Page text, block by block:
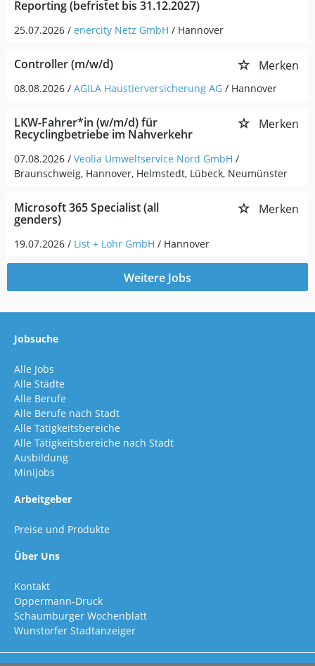
Reporting (befristet bis 31.12.2027)
25.07.2026 / enercity Netz GmbH / Hannover
Controller (m/w/d) Merken
08.08.2026 / AGILA Haustierversicherung AG / Hannover
LKW-Fahrer*in (w/m/d) für
Recyclingbetriebe im Nahverkehr
Merken
07.08.2026 / Veolia Umweltservice Nord GmbH /
Braunschweig, Hannover, Helmstedt, Lübeck, Neumünster
Microsoft 365 Specialist (all
genders)
Merken
19.07.2026 / List + Lohr GmbH / Hannover
Weitere Jobs
Jobsuche
Alle Jobs
Alle Städte
Alle Berufe
Alle Berufe nach Stadt
Alle Tätigkeitsbereiche
Alle Tätigkeitsbereiche nach Stadt
Ausbildung
Minijobs
Arbeitgeber
Preise und Produkte
Über Uns
Kontakt
Oppermann-Druck
Schaumburger Wochenblatt
Wunstorfer Stadtanzeiger